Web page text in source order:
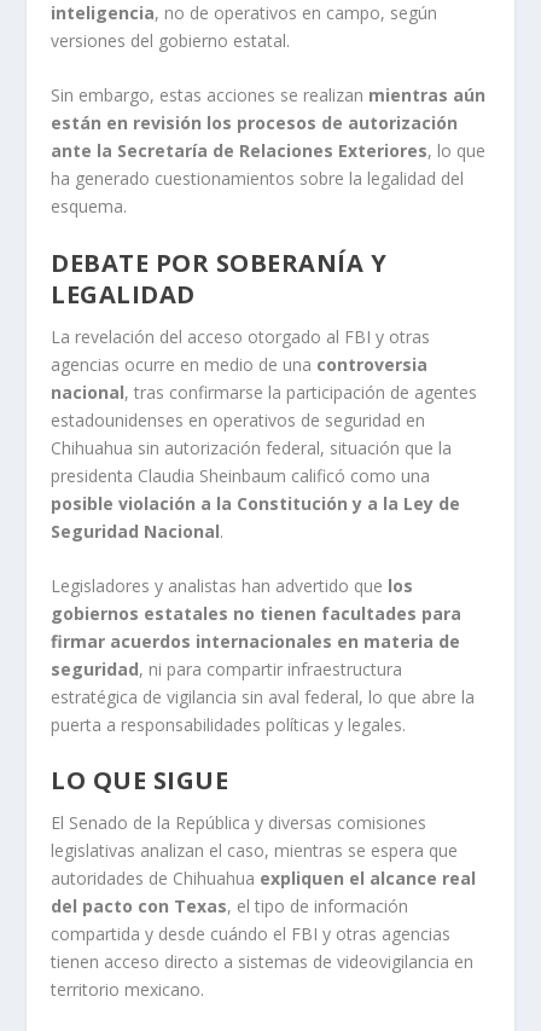
inteligencia, no de operativos en campo, según
versiones del gobierno estatal.
Sin embargo, estas acciones se realizan mientras aún
están en revisión los procesos de autorización
ante la Secretaría de Relaciones Exteriores, lo que
ha generado cuestionamientos sobre la legalidad del
esquema.
DEBATE POR SOBERANÍA Y
LEGALIDAD
La revelación del acceso otorgado al FBI y otras
agencias ocurre en medio de una controversia
nacional, tras confirmarse la participación de agentes
estadounidenses en operativos de seguridad en
Chihuahua sin autorización federal, situación que la
presidenta Claudia Sheinbaum calificó como una
posible violación a la Constitución y a la Ley de
Seguridad Nacional.
Legisladores y analistas han advertido que los
gobiernos estatales no tienen facultades para
firmar acuerdos internacionales en materia de
seguridad, ni para compartir infraestructura
estratégica de vigilancia sin aval federal, lo que abre la
puerta a responsabilidades políticas y legales.
LO QUE SIGUE
El Senado de la República y diversas comisiones
legislativas analizan el caso, mientras se espera que
autoridades de Chihuahua expliquen el alcance real
del pacto con Texas, el tipo de información
compartida y desde cuándo el FBI y otras agencias
tienen acceso directo a sistemas de videovigilancia en
territorio mexicano.